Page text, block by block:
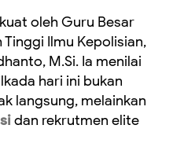
oleh Guru Besar
Tinggi Ilmu Kepolisian,
M.Si. Ia menilai
hari ini bukan
langsung, melainkan
dan rekrutmen elite